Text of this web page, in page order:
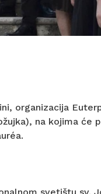
organizacija
na kojima će